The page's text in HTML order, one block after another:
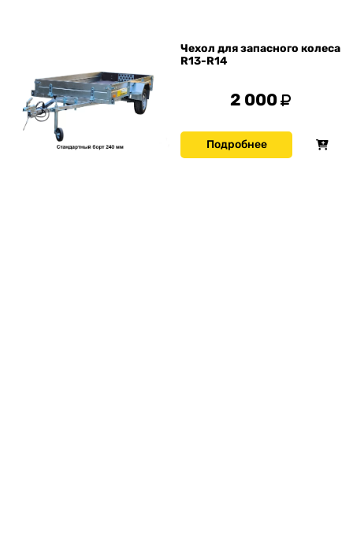
Чехол для запасного колеса
R13-R14
2 000
Подробнее